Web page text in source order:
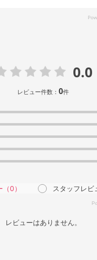
0.0
レビュー件数：0件
（0） スタッフレビ
レビューはありません。